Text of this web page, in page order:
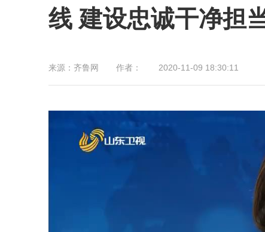
线 建设忠诚干净担
来源： 齐鲁网 作者： 2020-11-09 18:30:11